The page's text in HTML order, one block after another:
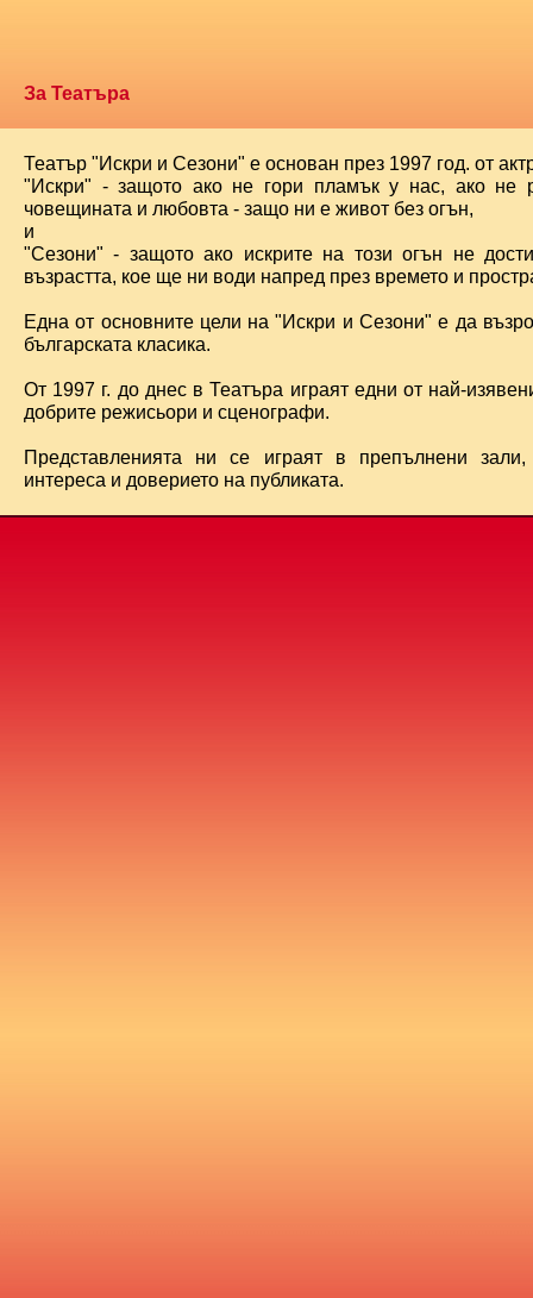
За Театъра
Театър "Искри и Сезони" е основан през 1997 год. от
"Искри" - защото ако не гори пламък у нас, ако не
човещината и любовта - защо ни е живот без огън,
и
"Сезони" - защото ако искрите на този огън не
възрастта, кое ще ни води напред през времето и
Една от основните цели на "Искри и Сезони" е да
българската класика.
От 1997 г. до днес в Театъра играят едни от най-
добрите режисьори и сценографи.
Представленията ни се играят в препълнени
интереса и доверието на публиката.